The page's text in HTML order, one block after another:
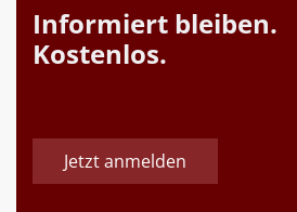
Informiert bleiben.
Kostenlos.
Jetzt anmelden